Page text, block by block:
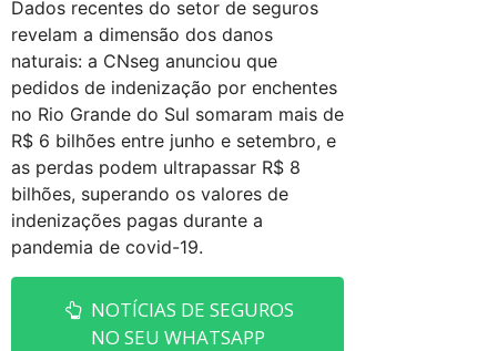
Dados recentes do setor de seguros
revelam a dimensão dos danos
naturais: a CNseg anunciou que
pedidos de indenização por enchentes
no Rio Grande do Sul somaram mais de
R$ 6 bilhões entre junho e setembro, e
as perdas podem ultrapassar R$ 8
bilhões, superando os valores de
indenizações pagas durante a
pandemia de covid-19.
NOTÍCIAS DE SEGUROS
NO SEU WHATSAPP